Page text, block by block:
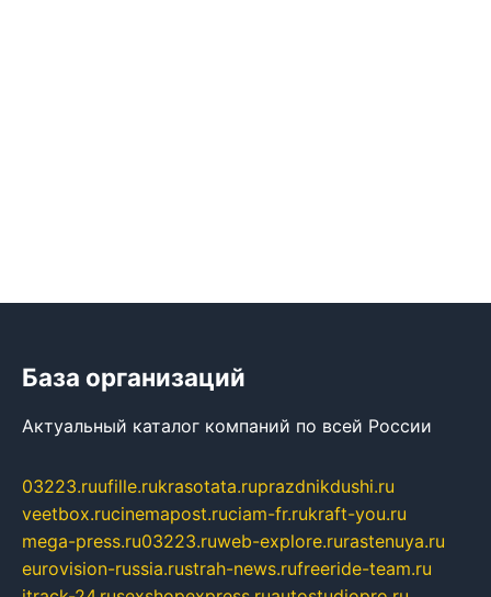
База организаций
Актуальный каталог компаний по всей России
03223.ruufille.rukrasotata.ruprazdnikdushi.ru
veetbox.rucinemapost.ruciam-fr.rukraft-you.ru
mega-press.ru03223.ruweb-explore.rurastenuya.ru
eurovision-russia.rustrah-news.rufreeride-team.ru